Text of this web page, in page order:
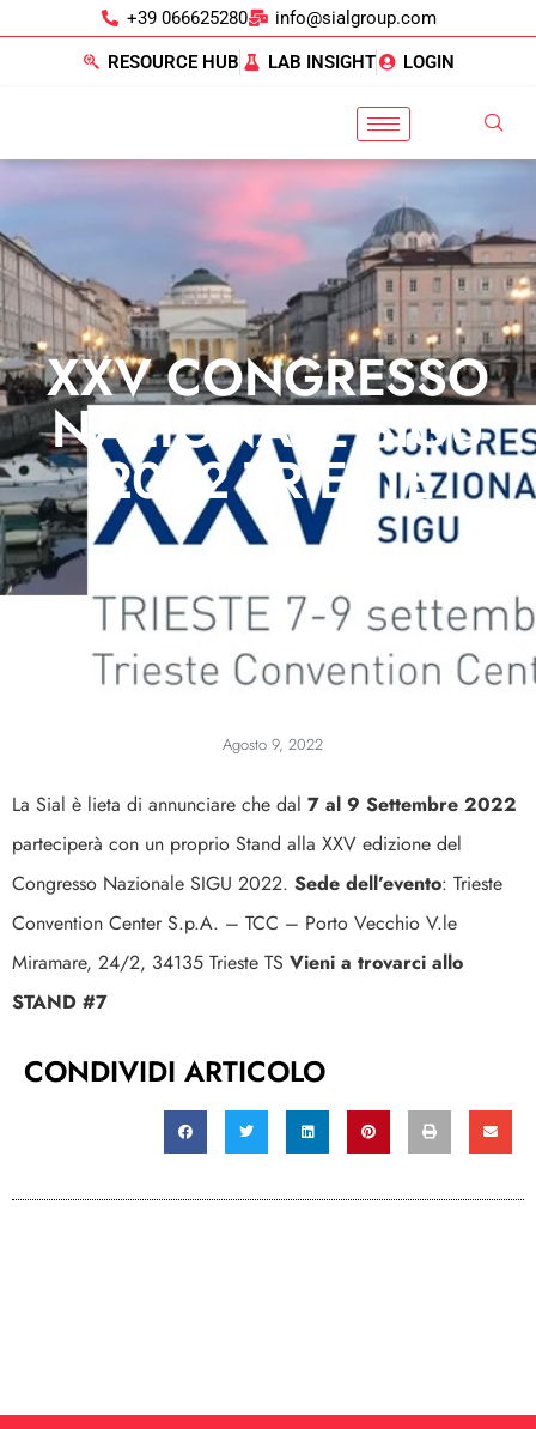
+39 066625280 info@sialgroup.com
RESOURCE HUB LAB INSIGHT LOGIN
XXV CONGRESSO
NAZIONALE SIGU
2022 TRIESTE
Agosto 9, 2022
La Sial è lieta di annunciare che dal 7 al 9 Settembre 2022
parteciperà con un proprio Stand alla XXV edizione del
Congresso Nazionale SIGU 2022. Sede dell’evento: Trieste
Convention Center S.p.A. – TCC – Porto Vecchio V.le
Miramare, 24/2, 34135 Trieste TS Vieni a trovarci allo
STAND #7
CONDIVIDI ARTICOLO